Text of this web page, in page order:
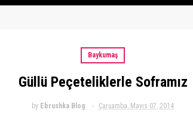
Baykumaş
Güllü Peçeteliklerle Soframız
by Ebrushka Blog Çarşamba, Mayıs 07, 2014